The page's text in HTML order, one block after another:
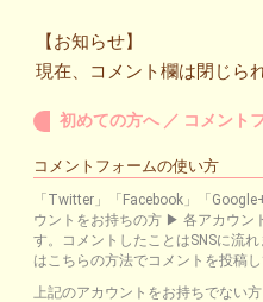
【お知らせ】
現在、コメント欄は閉じら
初めての方へ ／ コメント
コメントフォームの使い方
「Twitter」「Facebook」「
ウントをお持ちの方 ▶ 各アカウン
す。コメントしたことはSNSに流
はこちらの方法でコメントを投稿
上記のアカウントをお持ちでない